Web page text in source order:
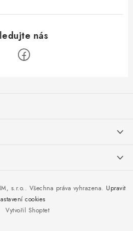
i v zimě
Vytvořil Shoptet
s.r.o.. Všechna práva vyhrazena. Upravit
cookies